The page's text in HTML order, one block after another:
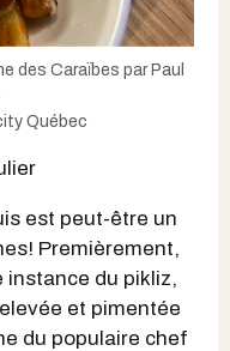
des Caraïbes par Paul
Québec
est peut-être un
Premièrement,
instance du pikliz,
et pimentée
du populaire chef